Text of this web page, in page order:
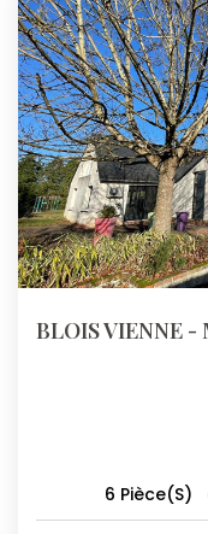
6 Pièce(s)